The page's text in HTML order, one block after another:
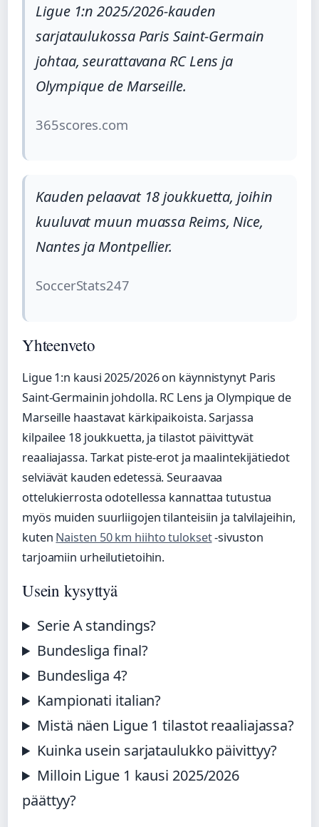
Ligue 1:n 2025/2026-kauden
sarjataulukossa Paris Saint-Germain
johtaa, seurattavana RC Lens ja
Olympique de Marseille.
365scores.com
Kauden pelaavat 18 joukkuetta, joihin
kuuluvat muun muassa Reims, Nice,
Nantes ja Montpellier.
SoccerStats247
Yhteenveto
Ligue 1:n kausi 2025/2026 on käynnistynyt Paris
Saint-Germainin johdolla. RC Lens ja Olympique de
Marseille haastavat kärkipaikoista. Sarjassa
kilpailee 18 joukkuetta, ja tilastot päivittyvät
reaaliajassa. Tarkat piste-erot ja maalintekijätiedot
selviävät kauden edetessä. Seuraavaa
ottelukierrosta odotellessa kannattaa tutustua
myös muiden suurliigojen tilanteisiin ja talvilajeihin,
kuten Naisten 50 km hiihto tulokset-sivuston
tarjoamiin urheilutietoihin.
Usein kysyttyä
Serie A standings?
Bundesliga final?
Bundesliga 4?
Kampionati italian?
Mistä näen Ligue 1 tilastot reaaliajassa?
Kuinka usein sarjataulukko päivittyy?
Milloin Ligue 1 kausi 2025/2026
päättyy?